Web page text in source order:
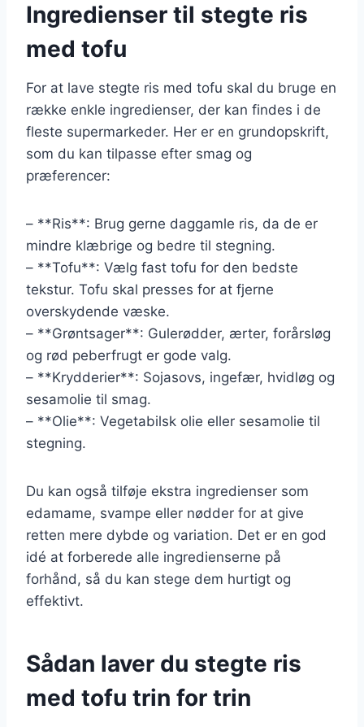
Ingredienser til stegte ris
med tofu
For at lave stegte ris med tofu skal du bruge en
række enkle ingredienser, der kan findes i de
fleste supermarkeder. Her er en grundopskrift,
som du kan tilpasse efter smag og
præferencer:
– **Ris**: Brug gerne daggamle ris, da de er
mindre klæbrige og bedre til stegning.
– **Tofu**: Vælg fast tofu for den bedste
tekstur. Tofu skal presses for at fjerne
overskydende væske.
– **Grøntsager**: Gulerødder, ærter, forårsløg
og rød peberfrugt er gode valg.
– **Krydderier**: Sojasovs, ingefær, hvidløg og
sesamolie til smag.
– **Olie**: Vegetabilsk olie eller sesamolie til
stegning.
Du kan også tilføje ekstra ingredienser som
edamame, svampe eller nødder for at give
retten mere dybde og variation. Det er en god
idé at forberede alle ingredienserne på
forhånd, så du kan stege dem hurtigt og
effektivt.
Sådan laver du stegte ris
med tofu trin for trin